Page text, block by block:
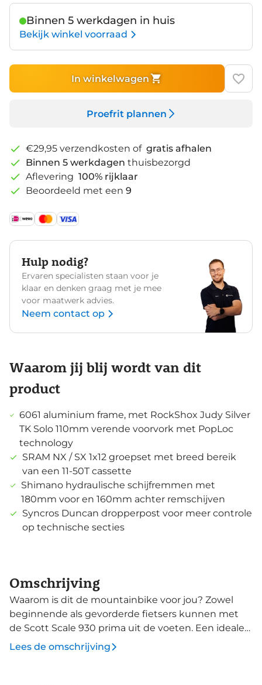
Binnen 5 werkdagen in huis
Bekijk winkel voorraad
In winkelwagen
Proefrit plannen
€29,95 verzendkosten of gratis afhalen
Binnen 5 werkdagen thuisbezorgd
Aflevering 100% rijklaar
Beoordeeld met een 9
Hulp nodig?
Ervaren specialisten staan voor je
klaar en denken graag met je mee
voor maatwerk advies.
Neem contact op
Waarom jij blij wordt van dit
product
6061 aluminium frame, met RockShox Judy Silver
TK Solo 110mm verende voorvork met PopLoc
technology
SRAM NX / SX 1x12 groepset met breed bereik
van een 11-50T cassette
Shimano hydraulische schijfremmen met
180mm voor en 160mm achter remschijven
Syncros Duncan dropperpost voor meer controle
op technische secties
Omschrijving
Waarom is dit de mountainbike voor jou? Zowel
beginnende als gevorderde fietsers kunnen met
de Scott Scale 930 prima uit de voeten. Een ideale
mountainbike voor de vaderlandse singeltracks,
maar ook potentieel om wat technischer of
Lees de omschrijving